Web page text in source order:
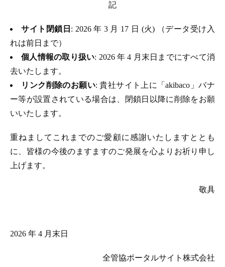
記
サイト閉鎖日 : 2026 年 3 月 17 日 (火) （データ受け入
れは前日まで）
個人情報の取り扱い: 2026 年 4 月末日までにすべて消
去いたします。
リンク削除のお願い: 貴社サイト上に「akibaco」バナ
ー等が設置されている場合は、閉鎖日以降に削除をお願
いいたします。
重ねましてこれまでのご愛顧に感謝いたしますととも
に、皆様の今後のますますのご発展を心よりお祈り申し
上げます。
敬具
2026 年 4 月末日
全管協ポータルサイト株式会社